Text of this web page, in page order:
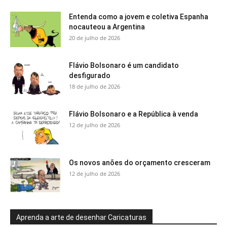
Entenda como a jovem e coletiva Espanha
nocauteou a Argentina
20 de julho de 2026
Flávio Bolsonaro é um candidato
desfigurado
18 de julho de 2026
Flávio Bolsonaro e a República à venda
12 de julho de 2026
Os novos anões do orçamento cresceram
12 de julho de 2026
Aprenda a arte de desenhar Caricaturas